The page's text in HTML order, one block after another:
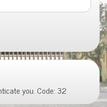
you. Code: 32